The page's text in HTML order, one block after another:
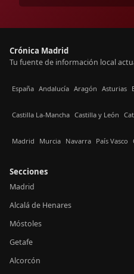
Crónica Madrid
Tu fuente de información local
España Andalucía Aragón Asturias
Castilla La-Mancha Castilla y León
Madrid Murcia Navarra País Vasco
Secciones
Madrid
Alcalá de Henares
Móstoles
Getafe
Alcorcón